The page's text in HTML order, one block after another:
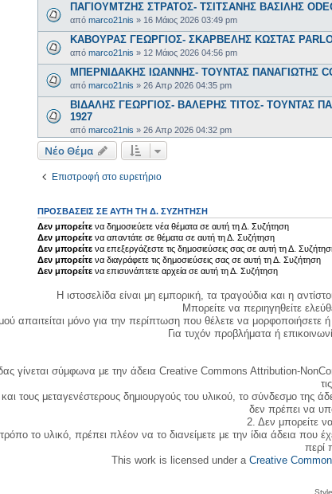
ΠΑΓΙΟΥΜΤΖΗΣ ΣΤΡΑΤΟΣ- ΤΣΙΤΣΑΝΗΣ ΒΑΣΙΛΗΣ
από marco21nis » 16 Μάιος 2026 03:49 pm
ΚΑΒΟΥΡΑΣ ΓΕΩΡΓΙΟΣ- ΣΚΑΡΒΕΛΗΣ ΚΩΣΤΑΣ
από marco21nis » 12 Μάιος 2026 04:56 pm
ΜΠΕΡΝΙΔΑΚΗΣ ΙΩΑΝΝΗΣ- ΤΟΥΝΤΑΣ ΠΑΝΑΓΙΩΤΗΣ
από marco21nis » 26 Απρ 2026 04:35 pm
ΒΙΔΑΛΗΣ ΓΕΩΡΓΙΟΣ- ΒΑΛΕΡΗΣ ΤΙΤΟΣ- ΤΟΥΝΤΑΣ
1927
από marco21nis » 26 Απρ 2026 04:32 pm
Νέο Θέμα
Επιστροφή στο ευρετήριο
ΠΡΟΣΒΆΣΕΙΣ ΣΕ ΑΥΤΉ ΤΗ Δ. ΣΥΖΉΤΗΣΗ
Δεν μπορείτε να δημοσιεύετε νέα θέματα σε αυτή τη Δ. Συζήτηση
Δεν μπορείτε να απαντάτε σε θέματα σε αυτή τη Δ. Συζήτηση
Δεν μπορείτε να επεξεργάζεστε τις δημοσιεύσεις σας σε αυτή τη Δ.
Δεν μπορείτε να διαγράφετε τις δημοσιεύσεις σας σε αυτή τη Δ. Συζήτηση
Δεν μπορείτε να επισυνάπτετε αρχεία σε αυτή τη Δ. Συζήτηση
Η ιστοσελίδα είναι μη εμπορική, τα τραγούδια και η
Μπορείτε να περιηγηθείτε
απαιτείται μόνο για την περίπτωση που θέλετε να
Για τυχόν προβλήματα ή
γίνεται σύμφωνα με την άδεια Creative Commons Attribution-
τους μεταγενέστερους δημιουργούς του υλικού, το σύνδεσμο
δεν πρέπει να
2. Δεν μπορείτε
το υλικό, πρέπει πλέον να το διανείμετε με την ίδια άδεια που
περί
This work is licensed under a Creative